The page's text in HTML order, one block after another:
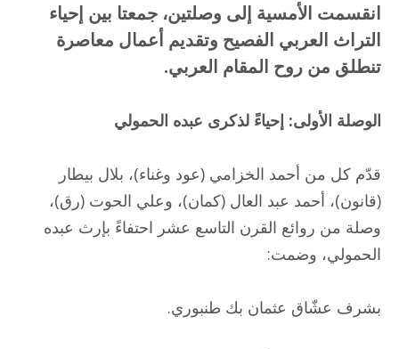
انقسمت الأمسية إلى وصلتين، جمعتا بين إحياء
التراث العربي الفصيح وتقديم أعمال معاصرة
تنطلق من روح المقام العربي.
الوصلة الأولى: إحياءً لذكرى عبده الحمولي
قدّم كل من أحمد الخزامي (عود وغناء)، بلال بيطار
(قانون)، أحمد عبد العال (كمان)، وعلي الحوت (رق)،
وصلة من روائع القرن التاسع عشر احتفاءً بإرث عبده
الحمولي، وضمت:
بشرف عشّاق عثمان بك طنبوري.